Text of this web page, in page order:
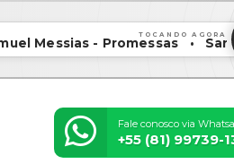
TOCANDO AGORA
- Promessas • Sarah
Fale conosco via
+55 (81) 99739-